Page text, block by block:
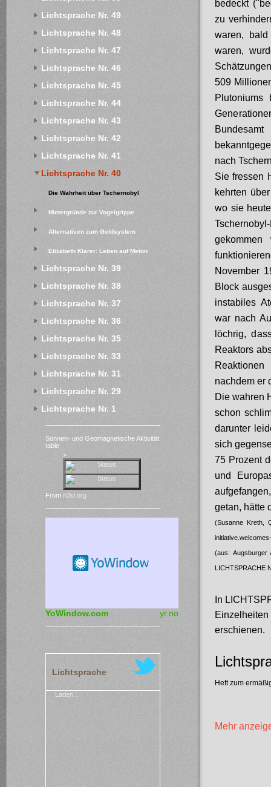
bedeckt
zu
waren,
waren,
509
nach
Sie fressen
kehrten
wo sie
November
Block
instabiles
war nach
löchrig,
Reaktors
nachdem er
Die wahren
schon
darunter
sich
75 Prozent
und
getan, hätte
(Susanne Kreth,
(aus: Augsburger
LICHTSPRACHE
In
Einzelheiten
erschienen.
Heft zum
Mehr
Lichtsprache Nr. 49
Lichtsprache Nr. 48
Lichtsprache Nr. 47
Lichtsprache Nr. 46
Lichtsprache Nr. 45
Lichtsprache Nr. 44
Lichtsprache Nr. 43
Lichtsprache Nr. 42
Lichtsprache Nr. 41
Lichtsprache Nr. 40
Die Wahrheit über Tschernobyl
Hintergründe zur Vogelgrippe
Alternativen zum Geldsystem
Elizabeth Klarer: Leben auf Meton
Lichtsprache Nr. 39
Lichtsprache Nr. 38
Lichtsprache Nr. 37
Lichtsprache Nr. 36
Lichtsprache Nr. 35
Lichtsprache Nr. 33
Lichtsprache Nr. 31
Lichtsprache Nr. 29
Lichtsprache Nr. 1
Sonnen- und Geomagnetische Aktivität
table
>
From n3kl.org
YoWindow.com yr.no
Lichtsprache
Laden...